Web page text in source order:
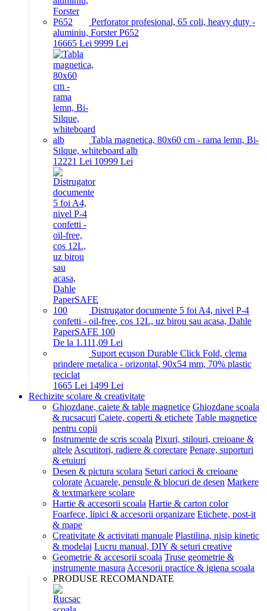
Perforator profesional, 65 coli, heavy duty -
aluminiu, Forster P652
16665 Lei 9999 Lei
Tabla magnetica, 80x60 cm - rama lemn, Bi-
Silque, whiteboard alb
12221 Lei 10999 Lei
Distrugator documente 5 foi A4, nivel P-4
confetti - oil-free, cos 12L, uz birou sau acasa, Dahle
PaperSAFE 100
De la 1.111,09 Lei
Suport ecuson Durable Click Fold, clema
prindere metalica - orizontal, 90x54 mm, 70% plastic
reciclat
1665 Lei 1499 Lei
Rechizite scolare & creativitate
Ghiozdane, caiete & table magnetice Ghiozdane scoala
& rucsacuri Caiete, coperti & etichete Table magnetice
pentru copii
Instrumente de scris scoala Pixuri, stilouri, creioane &
altele Ascutitori, radiere & corectare Penare, suporturi
& etuiuri
Desen & pictura scolara Seturi carioci & creioane
colorate Acuarele, pensule & blocuri de desen Markere
& textmarkere scolare
Hartie & accesorii scoala Hartie & carton color
Foarfece, lipici & accesorii organizare Etichete, post-it
& mape
Creativitate & activitati manuale Plastilina, nisip kinetic
& modelaj Lucru manual, DIY & seturi creative
Geometrie & accesorii scoala Truse geometrie &
instrumente masura Accesorii practice & igiena scoala
PRODUSE RECOMANDATE